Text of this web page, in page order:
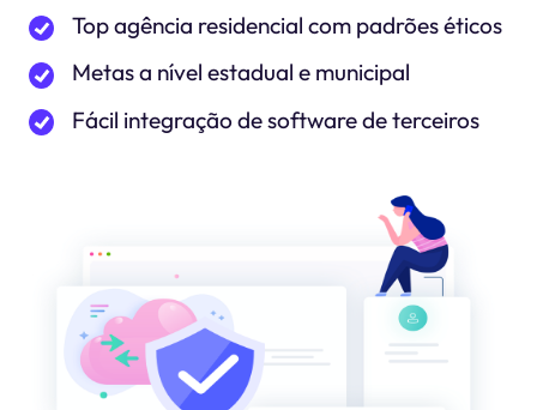
Top agência residencial com padrões éticos
Metas a nível estadual e municipal
Fácil integração de software de terceiros